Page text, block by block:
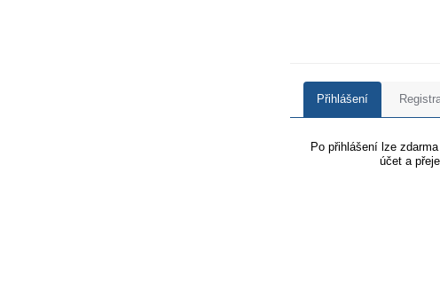
Přihlášení
Po přihlášení lze
účet a